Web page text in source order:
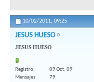
10/02/2011, 09:25
JESUS HUESO
JESUS HUESO
Registro
09 Oct, 09
Mensajes
79